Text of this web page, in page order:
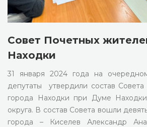
Совет Почетных
Находки
31 января 2024 года на
депутаты утвердили состав
города Находки при Думе
округа. В состав Совета вошли
города – Киселев Александр